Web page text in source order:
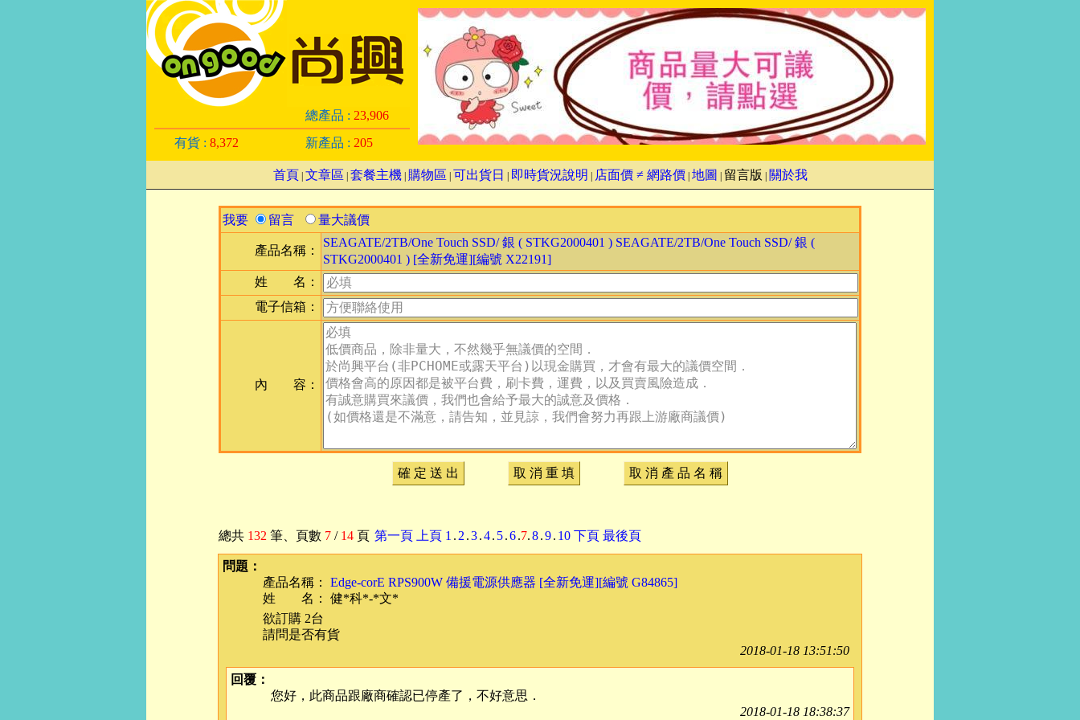
總產品 : 23,906
有貨 : 8,372 新產品 : 205
首頁 文章區 套餐主機| 購物區 可出貨日 即時貨況說明 店面價 ≠ 網路價 地圖 留言版 關於我
我要 留言 量大議價
產品名稱：
SEAGATE/2TB/One Touch SSD/ 銀 ( STKG2000401 ) SEAGATE/2TB/One Touch SSD/ 銀 (
STKG2000401 ) [全新免運][編號 X22191]
姓 名：
電子信箱：
內 容：
確 定 送 出 取 消 重 填 取 消 產 品 名 稱
總共 132 筆 、頁數 7 / 14 頁 第一頁 上頁 1 . 2 .3.4. 5.6.7.8.9. 10 下頁 最後頁
問題：
產品名稱： Edge-corE RPS900W 備援電源供應器 [全新免運][編號 G84865]
姓 名： 健*科*-*文*
欲訂購 2台
請問是否有貨
2018-01-18 13:51:50
回覆：
您好，此商品跟廠商確認已停產了，不好意思．
2018-01-18 18:38:37